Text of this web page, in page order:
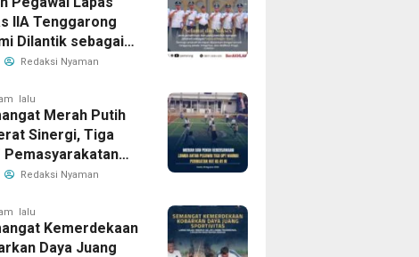
IIA Tenggarong
Dilantik sebagai
Siap Wujudkan
bagi
Redaksi Nyaman
lalu
Merah Putih
Sinergi, Tiga
Pemasyarakatan
Gelar
HUT RI ke-81
Redaksi Nyaman
lalu
Kemerdekaan
Daya Juang